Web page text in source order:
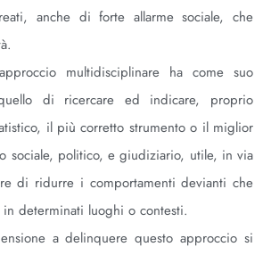
anche di forte allarme sociale, che
multidisciplinare ha come suo
di ricercare ed indicare, proprio
il più corretto strumento o il miglior
sociale, politico, e giudiziario, utile, in via
di ridurre i comportamenti devianti che
determinati luoghi o contesti.
a delinquere questo approccio si